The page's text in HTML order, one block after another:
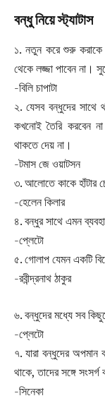
বন্ধু নিয়ে স্ট্যাটাস
১. নতুন করে শুরু
থেকে লজ্জা পাবেন
-বিলি চাপাটা
২. যেসব বন্ধুদের সাথে
কখনোই তৈরি করবেন
থাকতে দেয় না।
-টমাস জে ওয়াটসন
৩. আলোতে কাকে হাঁটার
-হেলেন কিলার
৪. বন্ধুর সাথে এমন
-প্লেটো
৫. গোলাপ যেমন একটি
-রবীন্দ্রনাথ ঠাকুর
৬. বন্ধুদের মধ্যে সব
-প্লেটো
৭. যারা বন্ধুদের
থাকে, তাদের সঙ্গে
-সিনেকা